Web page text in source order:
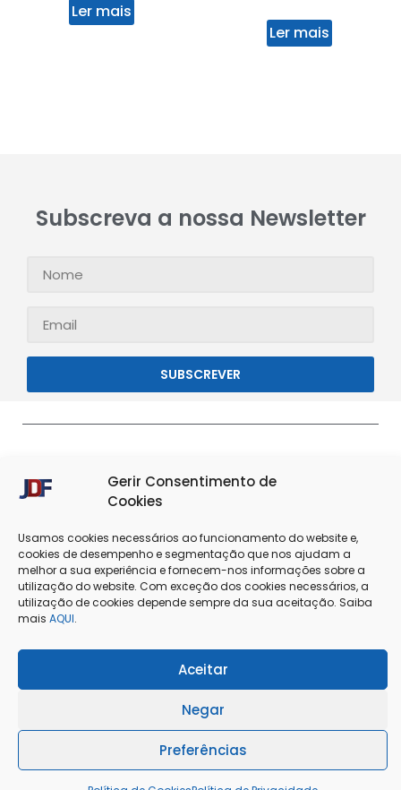
Gerir Consentimento de
Cookies
Usamos cookies necessários ao funcionamento do website e,
cookies de desempenho e segmentação que nos ajudam a
melhor a sua experiência e fornecem-nos informações sobre a
utilização do website. Com exceção dos cookies necessários, a
utilização de cookies depende sempre da sua aceitação. Saiba
mais AQUI.
Aceitar
Negar
Preferências
Ler mais
Ler mais
Subscreva a nossa Newsletter
SUBSCREVER
Termos & Condições
Política de Privacidade
Política de Cookies
Livro de Reclamações
@Copyright 2025 - J. Dias Ferreira Lda